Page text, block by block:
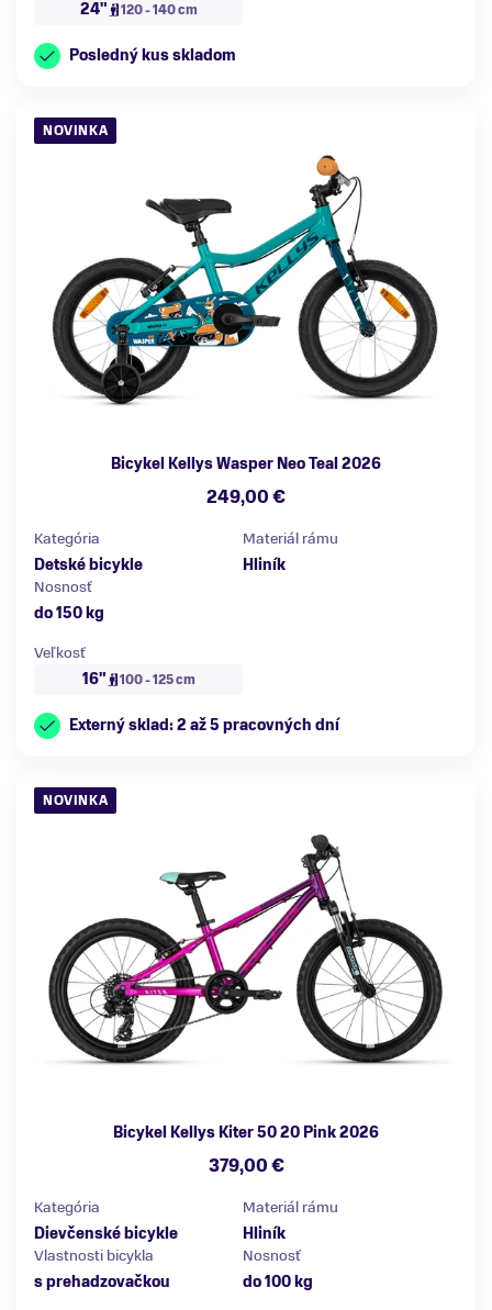
24" 120 - 140 cm
Posledný kus skladom
NOVINKA
Bicykel Kellys Wasper Neo Teal 2026
249,00 €
Kategória
Detské bicykle
Materiál rámu
Hliník
Nosnosť
do 150 kg
Veľkosť
16"
100 - 125 cm
Externý sklad: 2 až 5 pracovných dní
NOVINKA
Bicykel Kellys Kiter 50 20 Pink 2026
379,00 €
Kategória
Dievčenské bicykle
Materiál rámu
Hliník
Vlastnosti bicykla
s prehadzovačkou
Nosnosť
do 100 kg